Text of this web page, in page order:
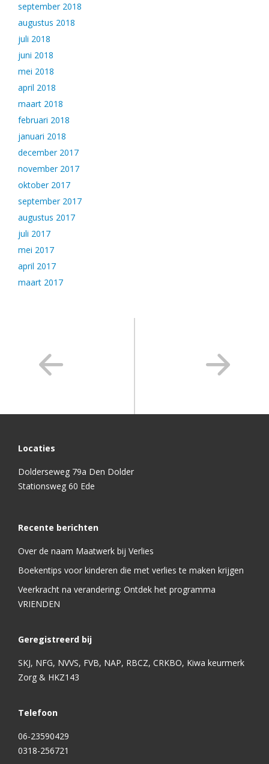
september 2018
augustus 2018
juli 2018
juni 2018
mei 2018
april 2018
maart 2018
februari 2018
januari 2018
december 2017
november 2017
oktober 2017
september 2017
augustus 2017
juli 2017
mei 2017
april 2017
maart 2017
Locaties
Dolderseweg 79a Den Dolder
Stationsweg 60 Ede
Recente berichten
Over de naam Maatwerk bij Verlies
Boekentips voor kinderen die met verlies te maken krijgen
Veerkracht na verandering: Ontdek het programma
VRIENDEN
Geregistreerd bij
SKJ, NFG, NVVS, FVB, NAP, RBCZ, CRKBO, Kiwa keurmerk
Zorg & HKZ143
Telefoon
06-23590429
0318-256721